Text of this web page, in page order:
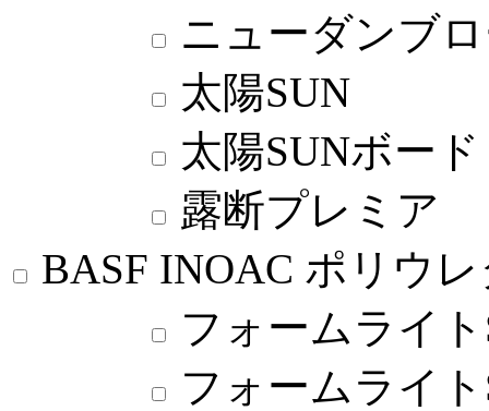
ニューダンブ
太陽SUN
太陽SUNボード
露断プレミア
BASF INOAC ポリウ
フォームライ
フォームライ